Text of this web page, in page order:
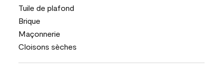
Tuile de plafond
Brique
Maçonnerie
Cloisons sèches